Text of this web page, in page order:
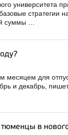
университета
стратегии
суммы …
месяцем для
и декабрь,
тюменцы в